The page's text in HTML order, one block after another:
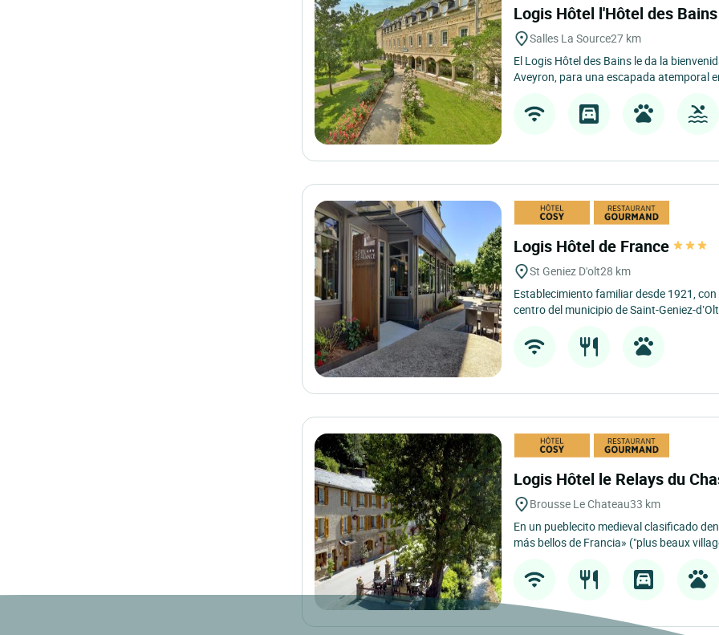
Logis Hôtel l'Hôtel des
Salles La Source27 km
El Logis Hôtel des Bains le da la
Aveyron, para una escapada atemporal
Logis Hôtel de France
St Geniez D'olt28 km
Establecimiento familiar desde 1921,
centro del municipio de Saint-Geniez-
Logis Hôtel le Relays du
Brousse Le Chateau33 km
En un pueblecito medieval clasificado
más bellos de Francia» ("plus beaux